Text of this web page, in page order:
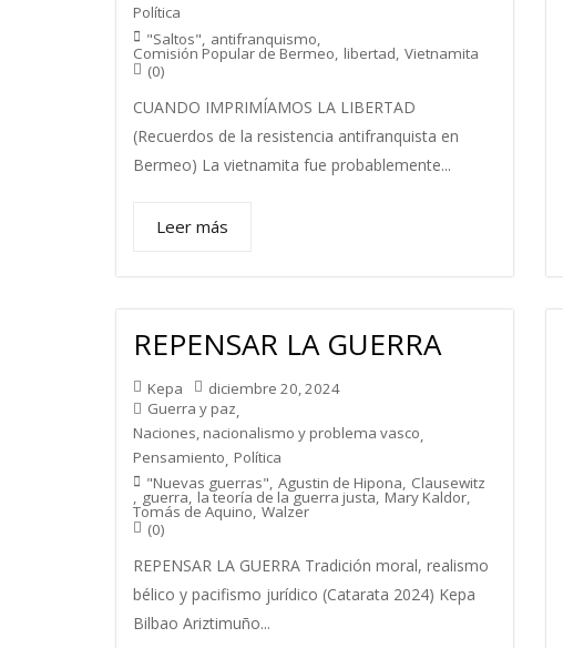
Política
"Saltos" antifranquismo
Comisión Popular de Bermeo libertad Vietnamita
(0)
CUANDO IMPRIMÍAMOS LA LIBERTAD
(Recuerdos de la resistencia antifranquista en
Bermeo) La vietnamita fue probablemente...
Leer más
REPENSAR LA GUERRA
Kepa
diciembre 20, 2024
Guerra y paz,
Naciones, nacionalismo y problema vasco,
Pensamiento, Política
"Nuevas guerras", Agustin de Hipona, Clausewitz
, guerra, la teoría de la guerra justa, Mary Kaldor,
Tomás de Aquino, Walzer
(0)
REPENSAR LA GUERRA Tradición moral, realismo
bélico y pacifismo jurídico (Catarata 2024) Kepa
Bilbao Ariztimuño...